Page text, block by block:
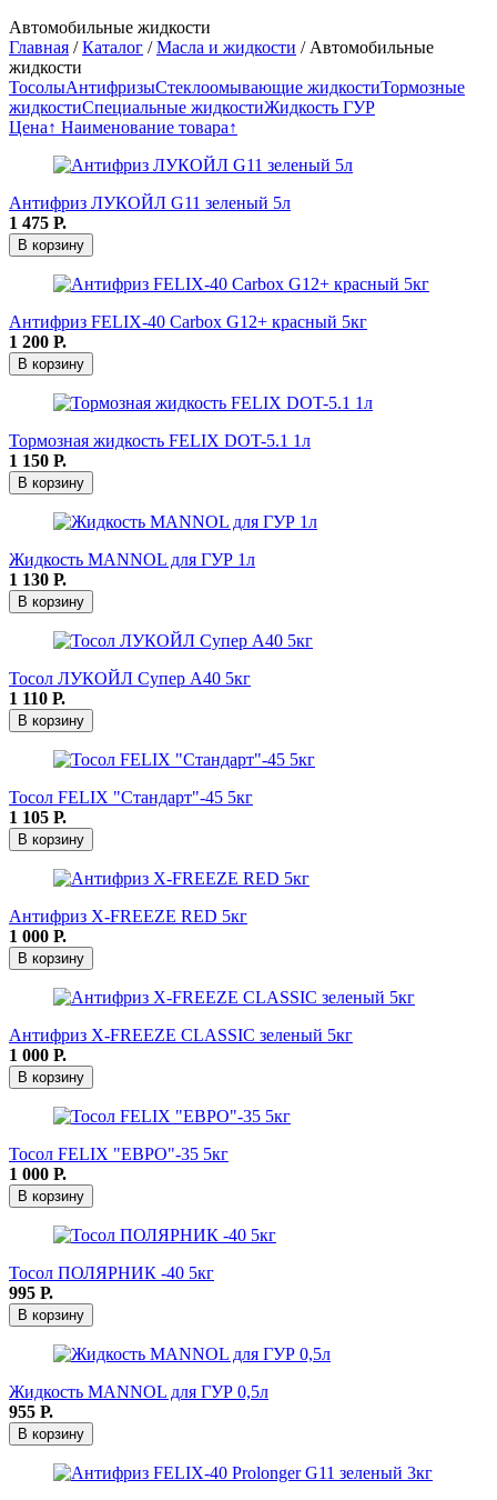
Автомобильные жидкости
Главная /Каталог /Масла и жидкости / Автомобильные
жидкости
ТосолыАнтифризыСтеклоомывающие жидкостиТормозные
жидкостиСпециальные жидкостиЖидкость ГУР
Цена↑ Наименование товара↑
Антифриз ЛУКОЙЛ G11 зеленый 5л
1 475 Р.
В корзину
Антифриз FELIX-40 Carbox G12+ красный 5кг
1 200 Р.
В корзину
Тормозная жидкость FELIX DOT-5.1 1л
1 150 Р.
В корзину
Жидкость MANNOL для ГУР 1л
1 130 Р.
В корзину
Тосол ЛУКОЙЛ Супер А40 5кг
1 110 Р.
В корзину
Тосол FELIX "Стандарт"-45 5кг
1 105 Р.
В корзину
Антифриз X-FREEZE RED 5кг
1 000 Р.
В корзину
Антифриз X-FREEZЕ CLASSIC зеленый 5кг
1 000 Р.
В корзину
Тосол FELIX "ЕВРО"-35 5кг
1 000 Р.
В корзину
Тосол ПОЛЯРНИК -40 5кг
995 Р.
В корзину
Жидкость MANNOL для ГУР 0,5л
955 Р.
В корзину